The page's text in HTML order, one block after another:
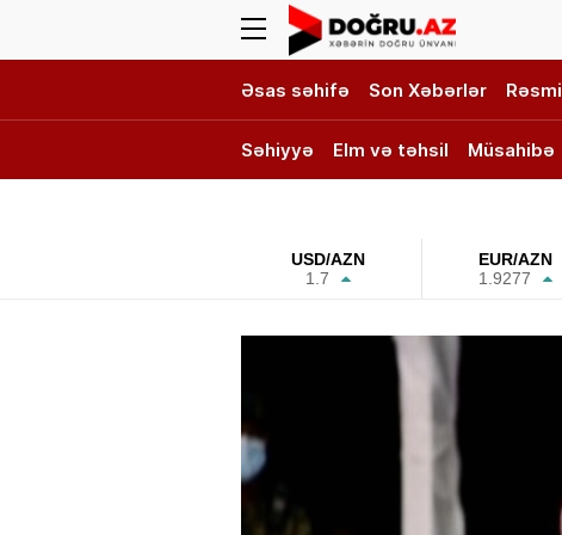
Əsas səhifə Son Xəbərlər Rəsmi
Səhiyyə Elm və təhsil Müsahibə
USD/AZN
1.7
EUR/AZN
1.9277